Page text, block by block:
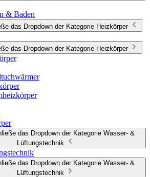
& Baden
das Dropdown der Kategorie Heizkörper
das Dropdown der Kategorie Heizkörper
das Dropdown der Kategorie Wasser- &
Lüftungstechnik
das Dropdown der Kategorie Wasser- &
Lüftungstechnik